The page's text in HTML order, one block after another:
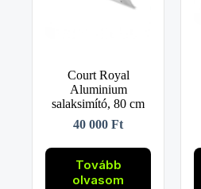
Court Royal
Aluminium
salaksimító, 80 cm
40 000Ft
Tovább
olvasom